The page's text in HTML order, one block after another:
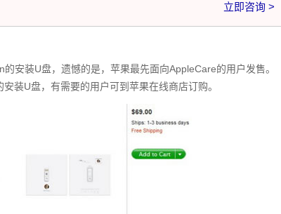
立即咨询 >
安装U盘，遗憾的是，苹果最先面向AppleCare的用户发售。
装U盘，有需要的用户可到苹果在线商店订购。